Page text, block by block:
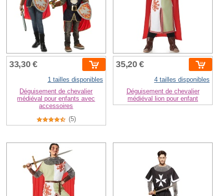
33,30 €
1 tailles disponibles
Déguisement de chevalier
médiéval pour enfants avec
accessoires
(5)
35,20 €
4 tailles disponibles
Déguisement de chevalier
médiéval lion pour enfant